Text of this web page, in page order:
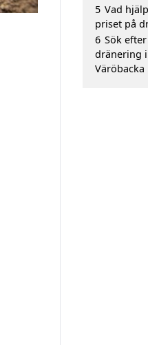
5 Vad
priset på
6 Sök
dränering
Väröbacka